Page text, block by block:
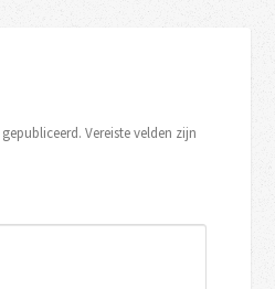
Vereiste velden zijn